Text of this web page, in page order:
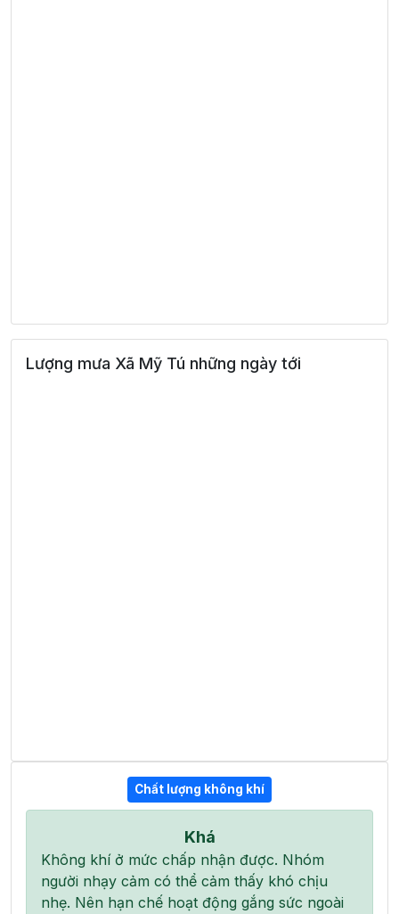
Lượng mưa Xã Mỹ Tú những ngày tới
Chất lượng không khí
Khá
Không khí ở mức chấp nhận được. Nhóm
người nhạy cảm có thể cảm thấy khó chịu
nhẹ. Nên hạn chế hoạt động gắng sức ngoài